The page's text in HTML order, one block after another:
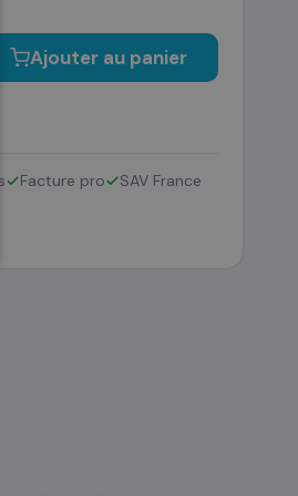
Ajouter au panier
Facture pro SAV France